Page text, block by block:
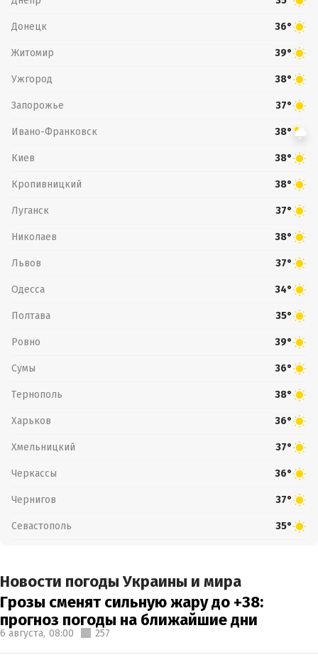
Донецк 36°
Житомир 39°
Ужгород 38°
Запорожье 37°
Ивано-Франковск 38°
Киев 38°
Кропивницкий 38°
Луганск 37°
Николаев 38°
Львов 37°
Одесса 34°
Полтава 35°
Ровно 39°
Сумы 36°
Тернополь 38°
Харьков 36°
Хмельницкий 37°
Черкассы 36°
Чернигов 37°
Севастополь 35°
Новости погоды Украины и мира
Грозы сменят сильную жару до +38:
прогноз погоды на ближайшие дни
6 августа, 08:00 257